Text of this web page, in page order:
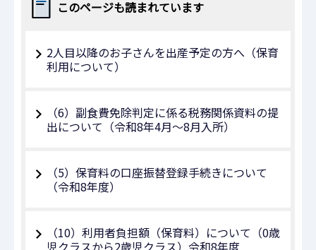
このページも読まれています
2人目以降のお子さんを出産予定の方へ（保育
利用について）
（6）副食費免除判定に係る税務関係資料の提
出について（令和8年4月～8月入所）
（5）保育料の口座振替登録手続きについて
（令和8年度）
（10）利用者負担額（保育料）について（0歳
児クラスから2歳児クラス）令和8年度